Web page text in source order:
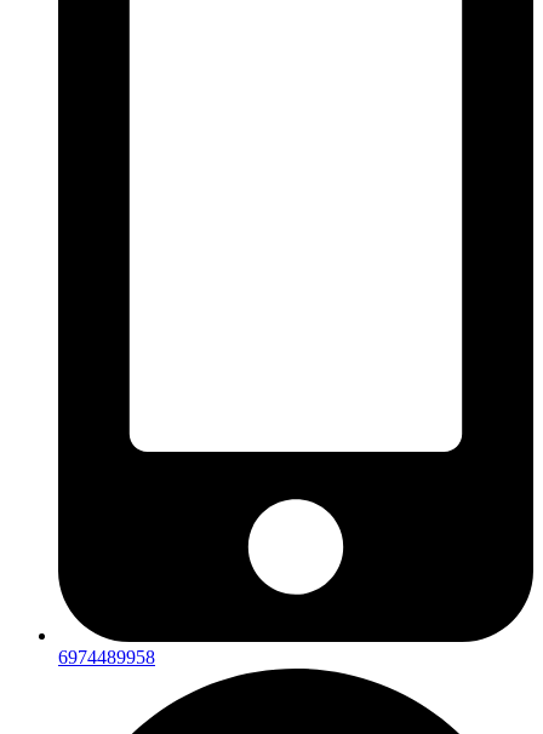
6974489958